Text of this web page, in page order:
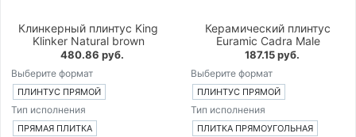
Клинкерный плинтус King
Klinker Natural brown
480.86 руб.
Выберите формат
ПЛИНТУС ПРЯМОЙ
Тип исполнения
ПРЯМАЯ ПЛИТКА
Керамический плинтус
Euramic Cadra Male
187.15 руб.
Выберите формат
ПЛИНТУС ПРЯМОЙ
Тип исполнения
ПЛИТКА ПРЯМОУГОЛЬНАЯ